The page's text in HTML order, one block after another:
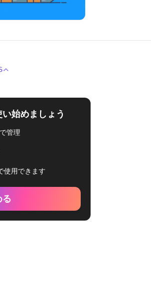
始めましょう
管理
使用できます
る